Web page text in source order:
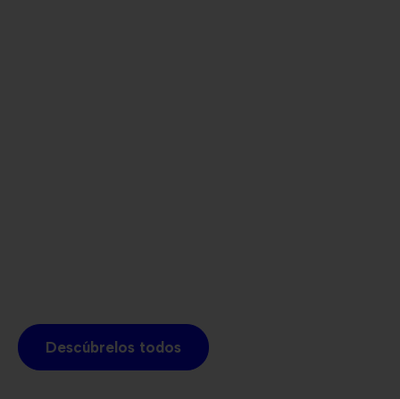
Descúbrelos todos